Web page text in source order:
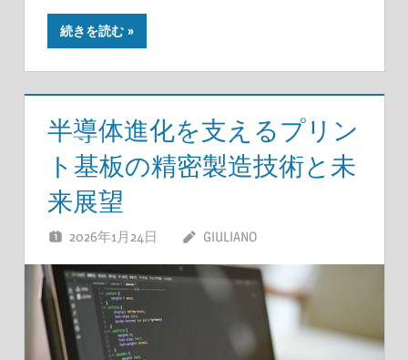
続きを読む
半導体進化を支えるプリン
ト基板の精密製造技術と未
来展望
2026年1月24日 GIULIANO